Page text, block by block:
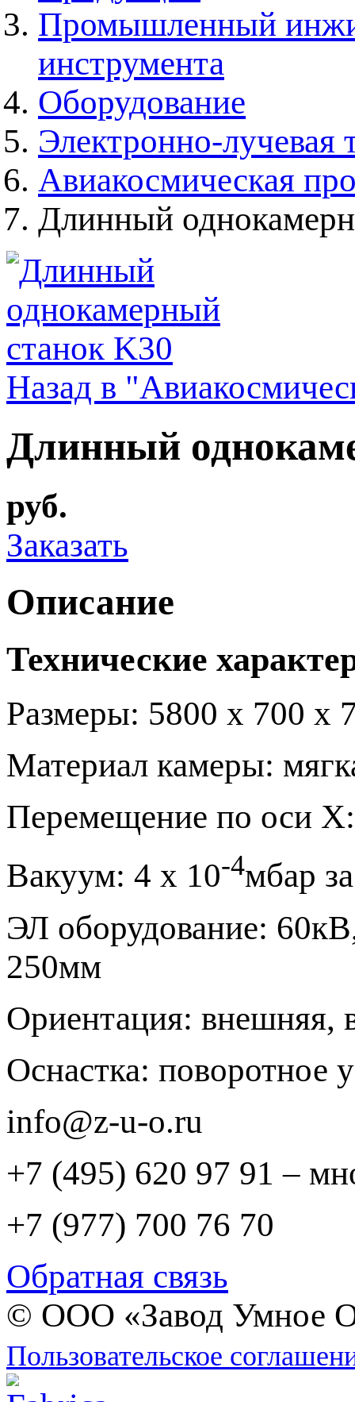
Промышленный
инструмента
Оборудование
Электронно-лучевая
Авиакосмическая
Длинный
Назад в
Длинный
руб.
Заказать
Описание
Технические
Размеры: 5800 x 700 x
Материал камеры:
Перемещение по оси
Вакуум: 4 x 10-4мбар
ЭЛ оборудование:
250мм
Ориентация: внешняя,
Оснастка: поворотное
info@z-u-o.ru
+7 (495) 620 97 91 –
+7 (977) 700 76 70
Обратная связь
© ООО «Завод Умное
Пользовательское